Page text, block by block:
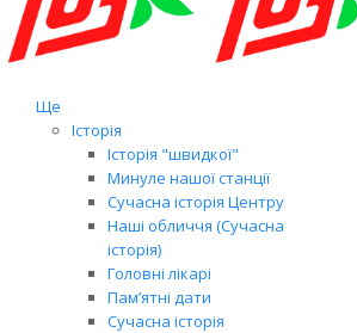
Ще
Історія
Історія "швидкої"
Минуле нашої станції
Сучасна історія Центру
Наші обличчя (Сучасна
історія)
Головні лікарі
Пам’ятні дати
Сучасна історія